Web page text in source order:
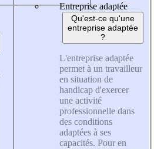
Entreprise adaptée
Qu'est-ce qu'une
entreprise adaptée
?
L'entreprise adaptée
permet à un travailleur
en situation de
handicap d'exercer
une activité
professionnelle dans
des conditions
adaptées à ses
capacités. Pour en